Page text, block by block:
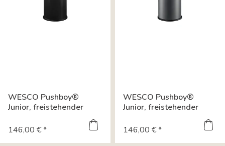
WESCO Pushboy®
Junior, freistehender
146,00 € *
WESCO Pushboy®
Junior, freistehender
146,00 € *